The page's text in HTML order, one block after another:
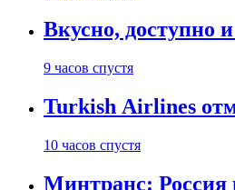
Вкусно, доступно
9 часов спустя
Turkish Airlines
10 часов спустя
Минтранс: Россия